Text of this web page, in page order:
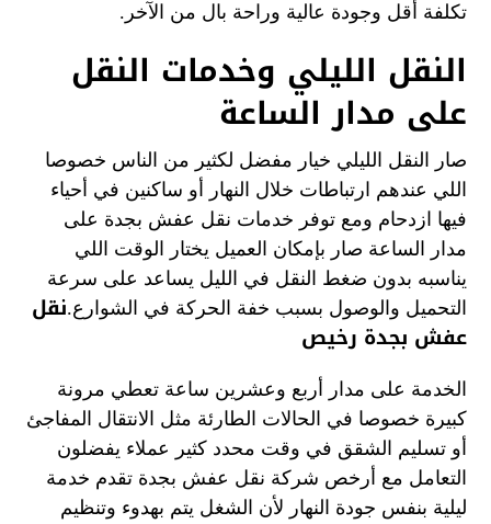
تكلفة أقل وجودة عالية وراحة بال من الآخر.
النقل الليلي وخدمات النقل
على مدار الساعة
صار النقل الليلي خيار مفضل لكثير من الناس خصوصا
اللي عندهم ارتباطات خلال النهار أو ساكنين في أحياء
فيها ازدحام ومع توفر خدمات نقل عفش بجدة على
مدار الساعة صار بإمكان العميل يختار الوقت اللي
يناسبه بدون ضغط النقل في الليل يساعد على سرعة
التحميل والوصول بسبب خفة الحركة في الشوارع.نقل
عفش بجدة رخيص
الخدمة على مدار أربع وعشرين ساعة تعطي مرونة
كبيرة خصوصا في الحالات الطارئة مثل الانتقال المفاجئ
أو تسليم الشقق في وقت محدد كثير عملاء يفضلون
التعامل مع أرخص شركة نقل عفش بجدة تقدم خدمة
ليلية بنفس جودة النهار لأن الشغل يتم بهدوء وتنظيم